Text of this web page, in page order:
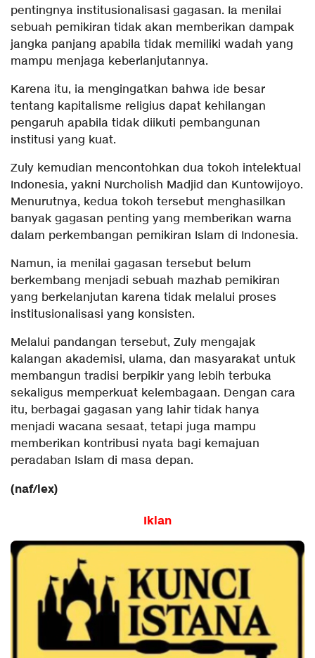
pentingnya institusionalisasi gagasan. Ia menilai
sebuah pemikiran tidak akan memberikan dampak
jangka panjang apabila tidak memiliki wadah yang
mampu menjaga keberlanjutannya.
Karena itu, ia mengingatkan bahwa ide besar
tentang kapitalisme religius dapat kehilangan
pengaruh apabila tidak diikuti pembangunan
institusi yang kuat.
Zuly kemudian mencontohkan dua tokoh intelektual
Indonesia, yakni Nurcholish Madjid dan Kuntowijoyo.
Menurutnya, kedua tokoh tersebut menghasilkan
banyak gagasan penting yang memberikan warna
dalam perkembangan pemikiran Islam di Indonesia.
Namun, ia menilai gagasan tersebut belum
berkembang menjadi sebuah mazhab pemikiran
yang berkelanjutan karena tidak melalui proses
institusionalisasi yang konsisten.
Melalui pandangan tersebut, Zuly mengajak
kalangan akademisi, ulama, dan masyarakat untuk
membangun tradisi berpikir yang lebih terbuka
sekaligus memperkuat kelembagaan. Dengan cara
itu, berbagai gagasan yang lahir tidak hanya
menjadi wacana sesaat, tetapi juga mampu
memberikan kontribusi nyata bagi kemajuan
peradaban Islam di masa depan.
(naf/lex)
Iklan